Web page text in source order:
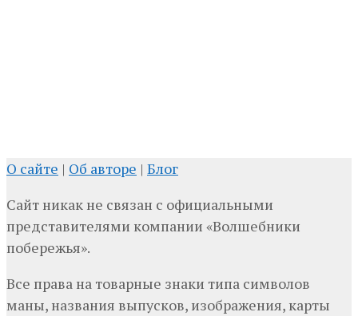
О сайте | Об авторе | Блог
Сайт никак не связан с официальными
представителями компании «Волшебники
побережья».
Все права на товарные знаки типа символов
маны, названия выпусков, изображения, карты